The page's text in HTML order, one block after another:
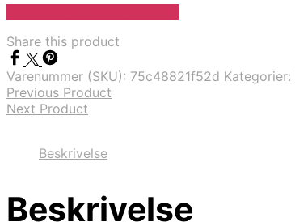
Share this product
Varenummer (SKU): 75c48821f52d Kategorier:
Previous Product
Next Product
Beskrivelse
Beskrivelse